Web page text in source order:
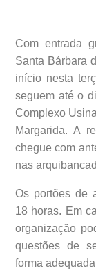
Com entrada
Santa Bárbara
início nesta
seguem até o
Complexo
Margarida. A
chegue com
nas
Os portões de
18 horas. Em
organização
questões de
forma